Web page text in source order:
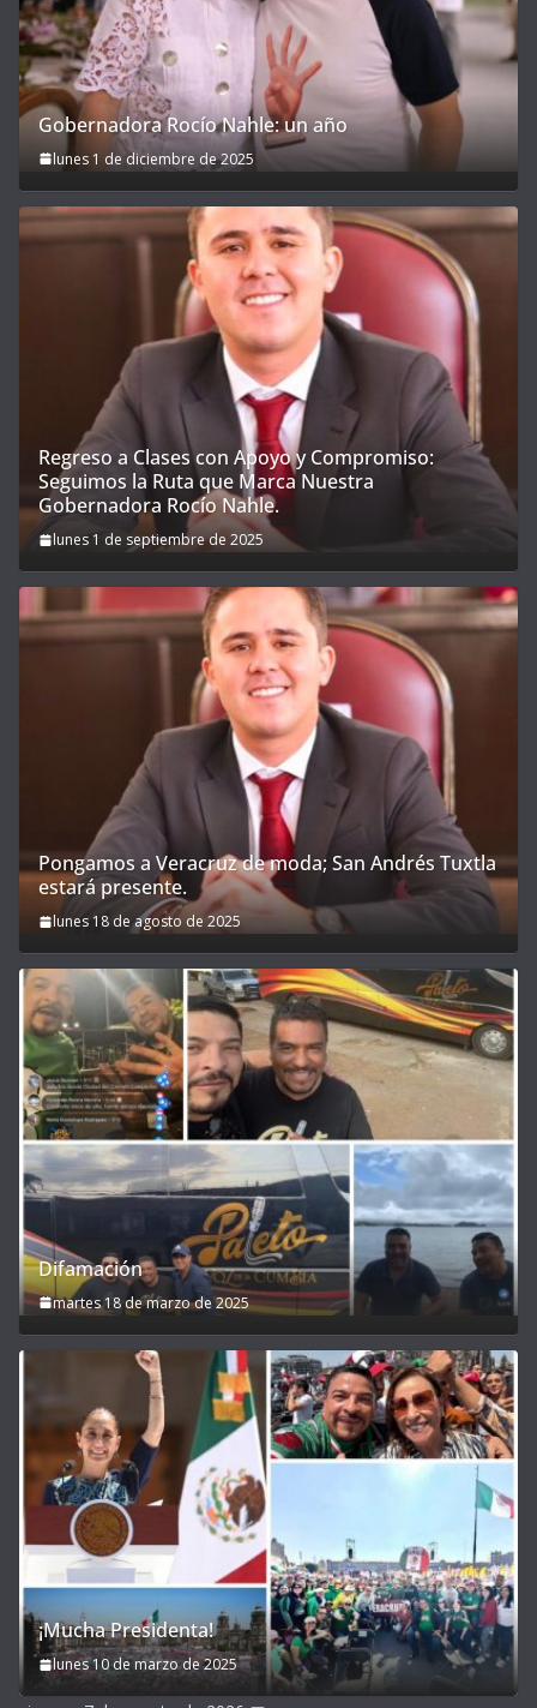
Gobernadora Rocío Nahle: un año
lunes 1 de diciembre de 2025
Regreso a Clases con Apoyo y Compromiso:
Seguimos la Ruta que Marca Nuestra
Gobernadora Rocío Nahle.
lunes 1 de septiembre de 2025
Pongamos a Veracruz de moda; San Andrés Tuxtla
estará presente.
lunes 18 de agosto de 2025
Difamación
martes 18 de marzo de 2025
¡Mucha Presidenta!
lunes 10 de marzo de 2025